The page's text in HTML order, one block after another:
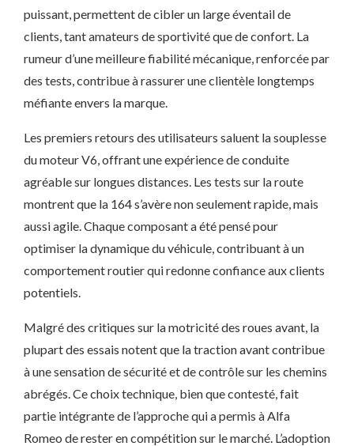
puissant, permettent de cibler un large éventail de
clients, tant amateurs de sportivité que de confort. La
rumeur d’une meilleure fiabilité mécanique, renforcée par
des tests, contribue à rassurer une clientèle longtemps
méfiante envers la marque.
Les premiers retours des utilisateurs saluent la souplesse
du moteur V6, offrant une expérience de conduite
agréable sur longues distances. Les tests sur la route
montrent que la 164 s’avère non seulement rapide, mais
aussi agile. Chaque composant a été pensé pour
optimiser la dynamique du véhicule, contribuant à un
comportement routier qui redonne confiance aux clients
potentiels.
Malgré des critiques sur la motricité des roues avant, la
plupart des essais notent que la traction avant contribue
à une sensation de sécurité et de contrôle sur les chemins
abrégés. Ce choix technique, bien que contesté, fait
partie intégrante de l’approche qui a permis à Alfa
Romeo de rester en compétition sur le marché. L’adoption